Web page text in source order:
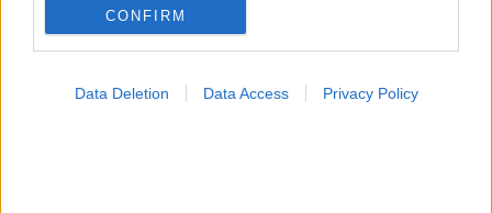
CONFIRM
Data Deletion Data Access Privacy Policy